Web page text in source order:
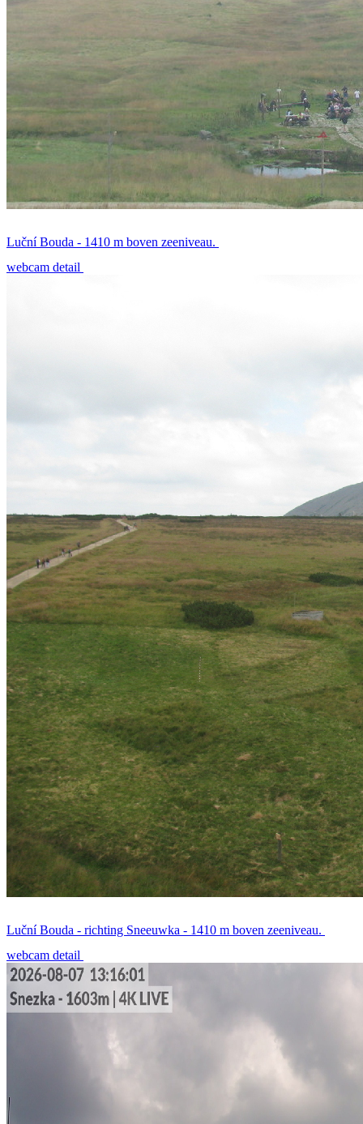
Luční Bouda - 1410 m boven zeeniveau.
webcam detail
Luční Bouda - richting Sneeuwka - 1410 m boven zeeniveau.
webcam detail